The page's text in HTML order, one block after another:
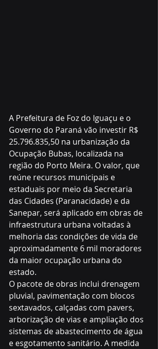
A Prefeitura de Foz do Iguaçu e o
Governo do Paraná vão investir R$
25.796.835,50 na urbanização da
Ocupação Bubas, localizada na
região do Porto Meira. O valor, que
reúne recursos municipais e
estaduais por meio da Secretaria
das Cidades (Paranacidade) e da
Sanepar, será aplicado em obras de
infraestrutura urbana voltadas à
melhoria das condições de vida de
aproximadamente 6 mil moradores
da maior ocupação urbana do
estado.
O pacote de obras inclui drenagem
pluvial, pavimentação com blocos
sextavados, calçadas com pavers,
arborização de vias e ampliação dos
sistemas de abastecimento de água
e esgotamento sanitário. A medida